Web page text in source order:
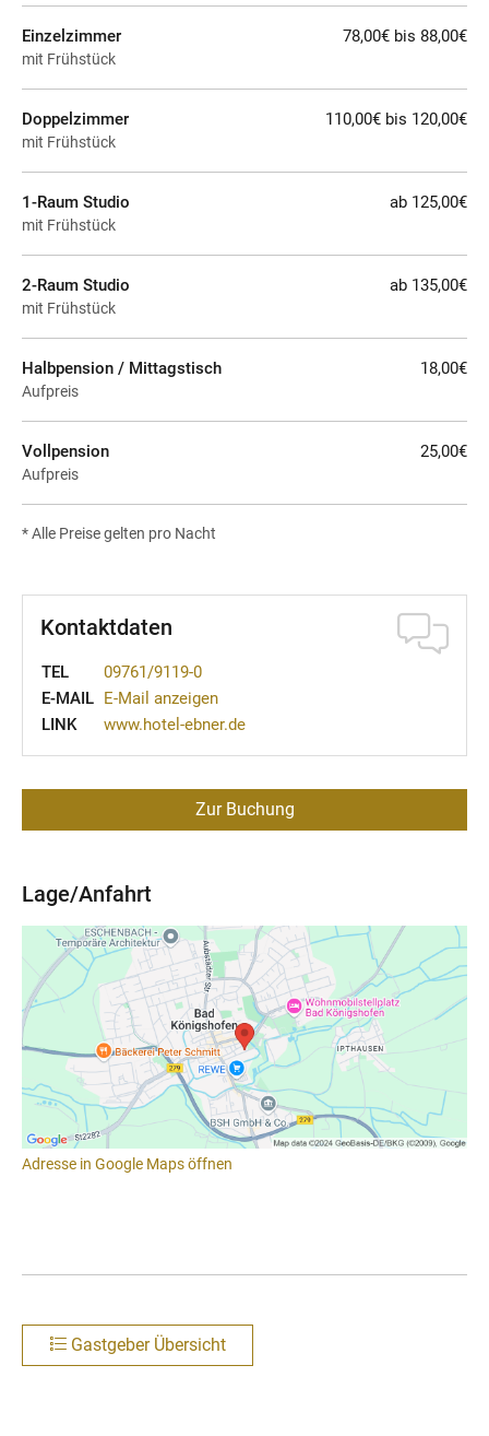
Einzelzimmer
mit Frühstück
78,00€ bis 88,00€
Doppelzimmer
mit Frühstück
110,00€ bis 120,00€
1-Raum Studio
mit Frühstück
ab 125,00€
2-Raum Studio
mit Frühstück
ab 135,00€
Halbpension / Mittagstisch
Aufpreis
18,00€
Vollpension
Aufpreis
25,00€
* Alle Preise gelten pro Nacht
Kontaktdaten
TEL
09761/9119-0
E-MAIL E-Mail anzeigen
LINK
www.hotel-ebner.de
Zur Buchung
Lage/Anfahrt
Adresse in Google Maps öffnen
Gastgeber Übersicht